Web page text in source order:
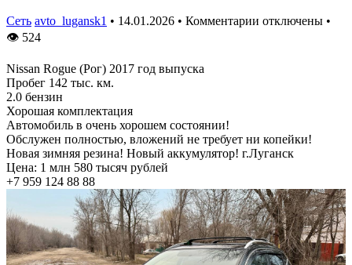
Сеть avto_lugansk1 • 14.01.2026 • Комментарии отключены •
👁 524
Nissan Rogue (Рог) 2017 год выпуска
Пробег 142 тыс. км.
2.0 бензин
Хорошая комплектация
Автомобиль в очень хорошем состоянии!
Обслужен полностью, вложений не требует ни копейки!
Новая зимняя резина! Новый аккумулятор! г.Луганск
Цена: 1 млн 580 тысяч рублей
+7 959 124 88 88